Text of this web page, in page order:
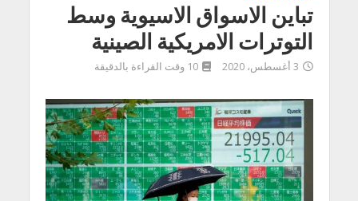
تباين الاسواق الاسيوية وسط
التوترات الامريكية الصينية
3 أغسطس، 2020 10 وقت القراءة بالدقيقة